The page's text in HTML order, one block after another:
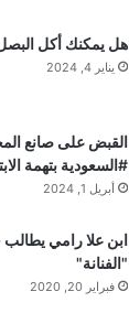
هل يمكنك أكل
يناير 4, 2024
القبض على صانع
#السعودية بتهمة
أبريل 1, 2024
ابن علا رامي يطالب
"الفنانة"
فبراير 20, 2020